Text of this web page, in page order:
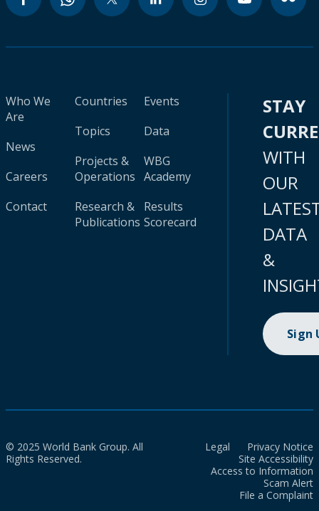
Who We
Are
News
Careers
Contact
Countries
Topics
Projects &
Operations
Research &
Publications
Events
Data
WBG
Academy
Results
Scorecard
STAY
WITH
OUR
DATA
&
Sign
© 2025 World Bank Group. All
Rights Reserved.
Legal
Privacy Notice
Site Accessibility
Access to Information
Scam Alert
File a Complaint